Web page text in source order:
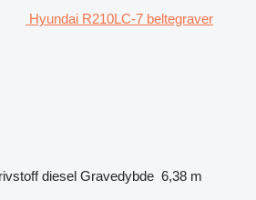
Hyundai R210LC-7 beltegraver
diesel Gravedybde 6,38 m